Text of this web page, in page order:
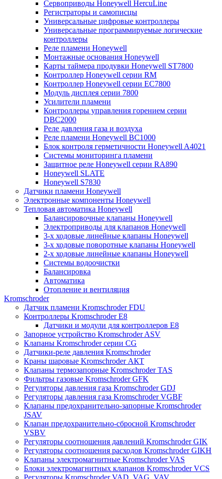
Сервоприводы Honeywell HercuLine
Регистраторы и самописцы
Универсальные цифровые контроллеры
Универсальные программируемые логические
контроллеры
Реле пламени Honeywell
Монтажные основания Honeywell
Карты таймера продувки Honeywell ST7800
Контроллер Honeywell серии RM
Контроллер Honeywell серии EC7800
Модуль дисплея серии 7800
Усилители пламени
Контроллеры управления горением серии
DBC2000
Реле давления газа и воздуха
Реле пламени Honeywell BC1000
Блок контроля герметичности Honeywell A4021
Системы мониторинга пламени
Защитное реле Honeywell серии RA890
Honeywell SLATE
Honeywell S7830
Датчики пламени Honeywell
Электронные компоненты Honeywell
Тепловая автоматика Honeywell
Балансировочные клапаны Honeywell
Электроприводы для клапанов Honeywell
3-х ходовые линейные клапаны Honeywell
3-х ходовые поворотные клапаны Honeywell
2-х ходовые линейные клапаны Honeywell
Системы водоочистки
Балансировка
Автоматика
Отопление и вентиляция
Kromschroder
Датчик пламени Kromschroder FDU
Контроллеры Kromschroder E8
Датчики и модули для контроллеров E8
Запорное устройство Kromschroder ASV
Клапаны Kromschroder серии CG
Датчики-реле давления Kromschroder
Краны шаровые Kromschroder АКТ
Клапаны термозапорные Kromschroder TAS
Фильтры газовые Kromschroder GFK
Регуляторы давления газа Kromschroder GDJ
Регуляторы давления газа Kromschroder VGBF
Клапаны предохранительно-запорные Kromschroder
JSAV
Клапан предохранительно-сбросной Kromschroder
VSBV
Регуляторы соотношения давлений Kromschroder GIK
Регуляторы соотношения расходов Kromschroder GIKH
Клапаны электромагнитные Kromschroder VAS
Блоки электромагнитных клапанов Kromschroder VCS